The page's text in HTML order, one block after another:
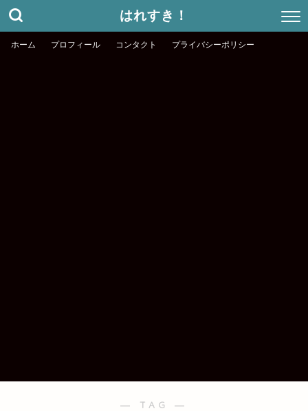
はれすき！
ホーム プロフィール コンタクト プライバシーポリシー
― TAG ―